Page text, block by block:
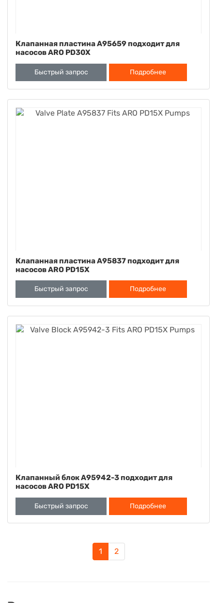
Клапанная пластина A95659 подходит для
насосов ARO PD30X
Быстрый запрос Подробнее
Клапанная пластина A95837 подходит для
насосов ARO PD15X
Быстрый запрос Подробнее
Клапанный блок A95942-3 подходит для
насосов ARO PD15X
Быстрый запрос Подробнее
1 2